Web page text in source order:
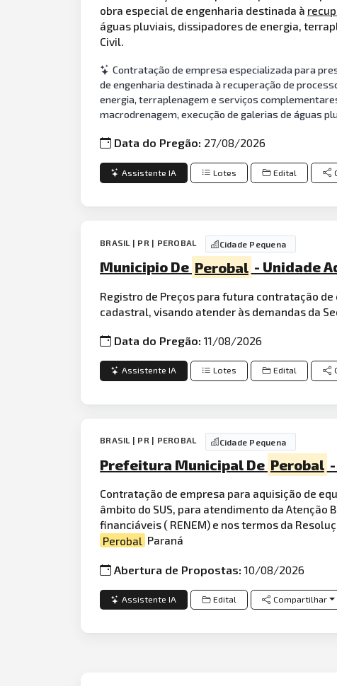
obra especial de engenharia destinada à
águas pluviais, dissipadores de energia,
Civil.
Contratação de empresa especializada para
de engenharia destinada à recuperação de
energia, terraplenagem e serviços
macrodrenagem, execução de galerias de águas
Data do Pregão: 27/08/2026
Assistente IA Lotes Edital
BRASIL | PR | PEROBAL Cidade Pequena
Municipio De Perobal - Unidade
Registro de Preços para futura contratação
cadastral, visando atender às demandas da
Data do Pregão:11/08/2026
Assistente IA Lotes Edital
BRASIL | PR | PEROBAL Cidade Pequena
Prefeitura Municipal De Perobal
Contratação de empresa para aquisição de
âmbito do SUS, para atendimento da
financiáveis ( RENEM) e nos termos da
Perobal Paraná
Abertura de Propostas:10/08/2026
Assistente IA Edital Compartilhar